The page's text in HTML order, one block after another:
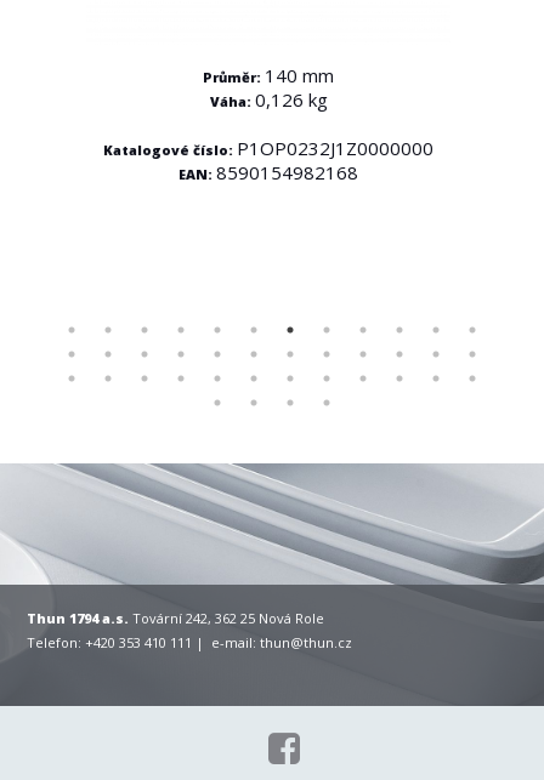
Průměr: 140 mm
Váha: 0,126 kg
Katalogové číslo: P1OP0232J1Z0000000
EAN:8590154982168
Thun 1794 a.s. Tovární 242, 362 25 Nová Role
Telefon: +420 353 410 111 | e-mail:thun@thun.cz